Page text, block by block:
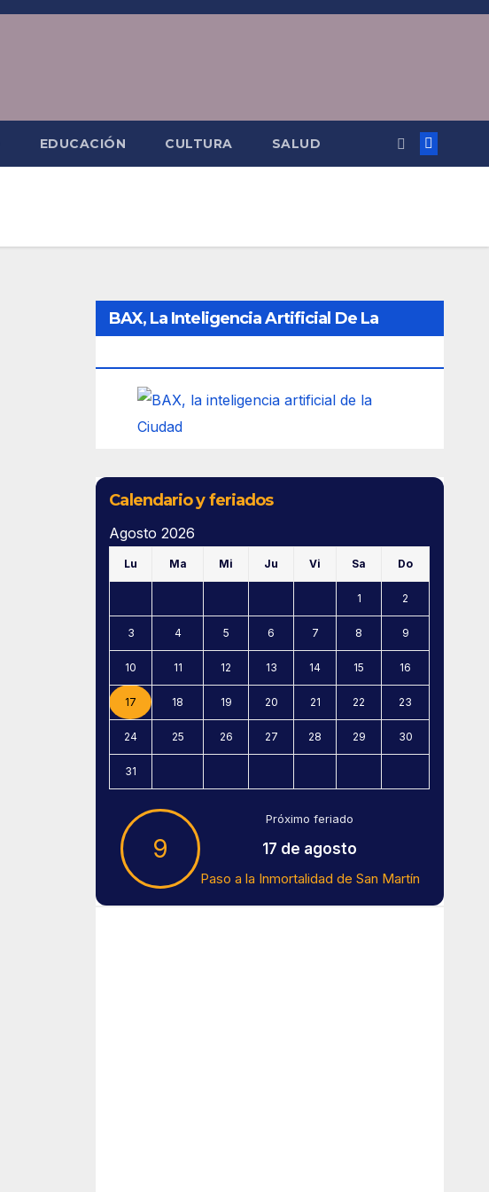
EDUCACIÓN CULTURA SALUD
BAX, La Inteligencia Artificial De La
Calendario y feriados
Agosto 2026
Lu Ma Mi Ju Vi Sa Do
1 2
3 4 5 6 7 8 9
10 11 12 13 14 15 16
17 18 19 20 21 22 23
24 25 26 27 28 29 30
31
9
Próximo feriado
17 de agosto
Paso a la Inmortalidad de San Martín